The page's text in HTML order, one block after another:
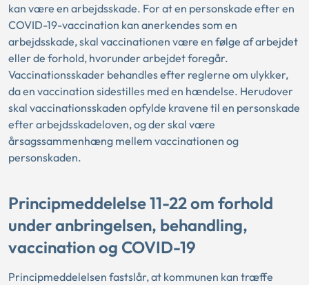
kan være en arbejdsskade. For at en personskade efter en
COVID-19-vaccination kan anerkendes som en
arbejdsskade, skal vaccinationen være en følge af arbejdet
eller de forhold, hvorunder arbejdet foregår.
Vaccinationsskader behandles efter reglerne om ulykker,
da en vaccination sidestilles med en hændelse. Herudover
skal vaccinationsskaden opfylde kravene til en personskade
efter arbejdsskadeloven, og der skal være
årsagssammenhæng mellem vaccinationen og
personskaden.
Principmeddelelse 11-22 om forhold
under anbringelsen, behandling,
vaccination og COVID-19
Principmeddelelsen fastslår, at kommunen kan træffe